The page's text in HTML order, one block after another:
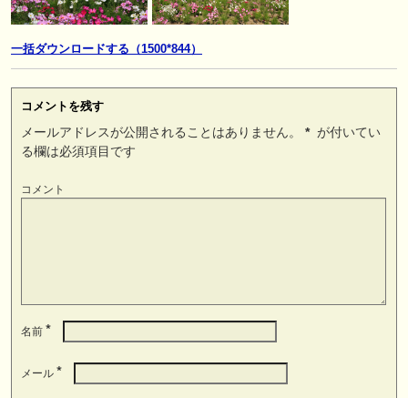
一括ダウンロードする（1500*844）
コメントを残す
メールアドレスが公開されることはありません。 * が付いてい
る欄は必須項目です
コメント
名前*
メール*